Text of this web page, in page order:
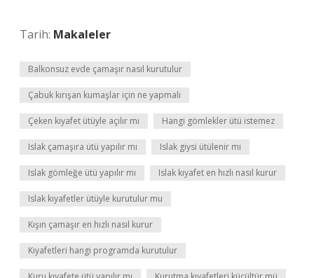
Tarih: Makaleler
Balkonsuz evde çamaşır nasıl kurutulur
Çabuk kırışan kumaşlar için ne yapmalı
Çeken kıyafet ütüyle açılır mı Hangi gömlekler ütü istemez
Islak çamaşıra ütü yapılır mı Islak giysi ütülenir mi
Islak gömleğe ütü yapılır mı Islak kıyafet en hızlı nasıl kurur
Islak kıyafetler ütüyle kurutulur mu
Kışın çamaşır en hızlı nasıl kurur
Kıyafetleri hangi programda kurutulur